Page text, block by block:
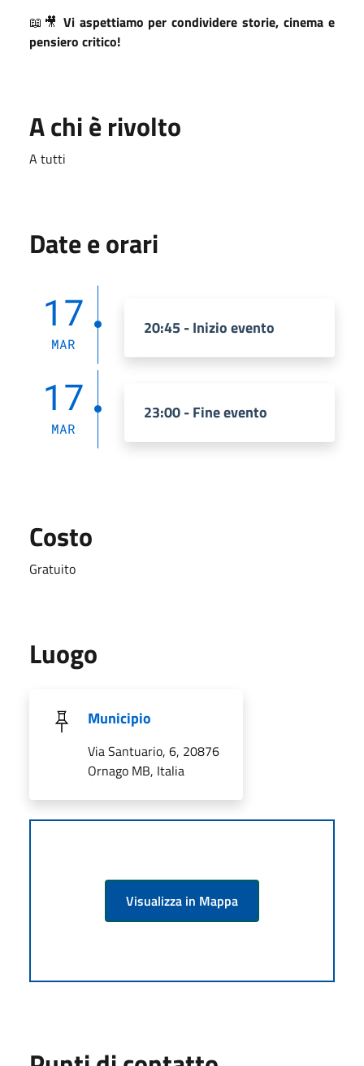
📖🎥 Vi aspettiamo per condividere storie, cinema e
pensiero critico!
A chi è rivolto
A tutti
Date e orari
17
MAR
20:45 - Inizio evento
17
MAR
23:00 - Fine evento
Costo
Gratuito
Luogo
Municipio
Via Santuario, 6, 20876
Ornago MB, Italia
Visualizza in Mappa